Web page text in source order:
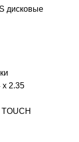
дисковые
2.35